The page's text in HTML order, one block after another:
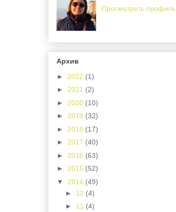
Просмотреть профиль
Архив
► 2022 (1)
► 2021 (2)
► 2020 (10)
► 2019 (32)
► 2018 (17)
► 2017 (40)
► 2016 (63)
► 2015 (52)
▼ 2014 (49)
► 12 (4)
► 11 (4)